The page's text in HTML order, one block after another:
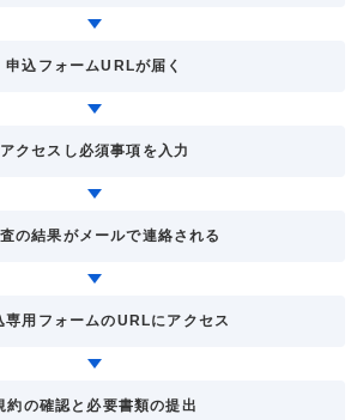
申込フォームURLが届く
アクセスし必須事項を入力
の結果がメールで連絡される
専用フォームのURLにアクセス
約の確認と必要書類の提出